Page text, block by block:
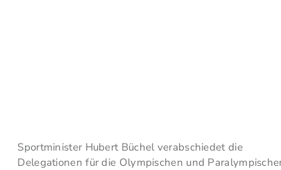
Sportminister Hubert Büchel verabschiedet die
Delegationen für die Olympischen und